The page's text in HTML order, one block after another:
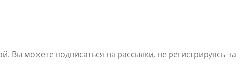
Вы можете подписаться на рассылки, не регистрируясь на